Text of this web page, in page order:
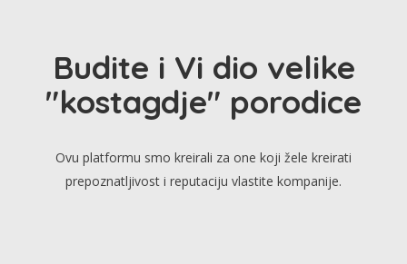
Budite i Vi dio velike
"kostagdje" porodice
Ovu platformu smo kreirali za one koji žele kreirati
prepoznatljivost i reputaciju vlastite kompanije.